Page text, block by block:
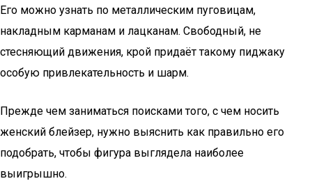
Его можно узнать по металлическим пуговицам,
накладным карманам и лацканам. Свободный, не
стесняющий движения, крой придаёт такому пиджаку
особую привлекательность и шарм.
Прежде чем заниматься поисками того, с чем носить
женский блейзер, нужно выяснить как правильно его
подобрать, чтобы фигура выглядела наиболее
выигрышно.